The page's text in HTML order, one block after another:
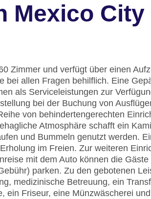
City
Zimmer und verfügt über einen
bei allen Fragen behilflich. Eine
als Serviceleistungen zur
bei der Buchung von
von behindertengerechten
Atmosphäre schafft ein
und Bummeln genutzt werden.
im Freien. Zur weiteren
mit dem Auto können die
parken. Zu den gebotenen
medizinische Betreuung, ein
ein Friseur, eine Münzwäscherei